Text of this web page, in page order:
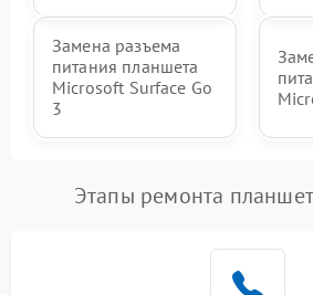
Замена разъема
питания планшета
Microsoft Surface Go
3
Этапы ремонта